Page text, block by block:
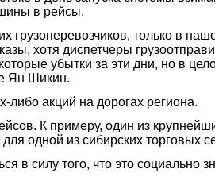
в рейсы.
только в
хотя диспетчеры
убытки за эти дни, но в
Ян Шикин.
либо акций на дорогах региона.
К примеру, один из
одной из сибирских торговых
в силу того, что это